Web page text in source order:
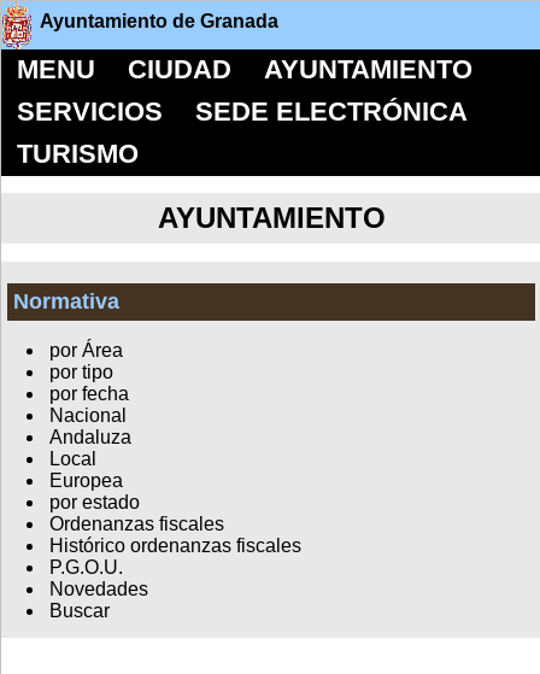
Ayuntamiento de Granada
MENU CIUDAD
AYUNTAMIENTO
SERVICIOS
SEDE ELECTRÓNICA
TURISMO
AYUNTAMIENTO
Normativa
por Área
por tipo
por fecha
Nacional
Andaluza
Local
Europea
por estado
Ordenanzas fiscales
Histórico ordenanzas fiscales
P.G.O.U.
Novedades
Buscar